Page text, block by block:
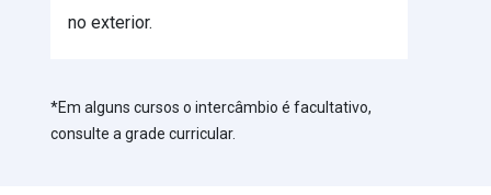
no exterior.
*Em alguns cursos o intercâmbio é facultativo,
consulte a grade curricular.